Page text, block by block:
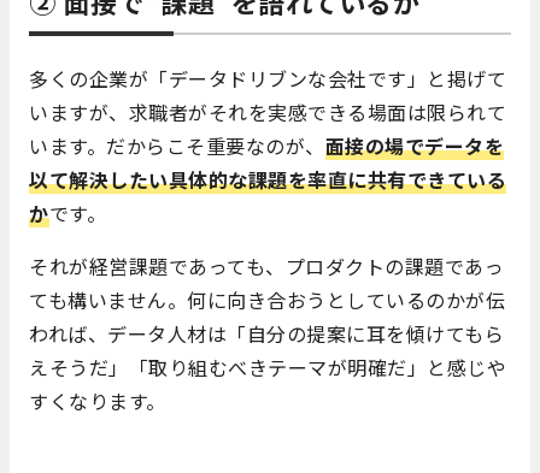
多くの企業が「データドリブンな会社です」と掲げて
いますが、求職者がそれを実感できる場面は限られて
います。だからこそ重要なのが、 面接の場でデータを
以て解決したい具体的な課題を率直に共有できている
かです。
それが経営課題であっても、プロダクトの課題であっ
ても構いません。何に向き合おうとしているのかが伝
われば、データ人材は「自分の提案に耳を傾けてもら
えそうだ」「取り組むべきテーマが明確だ」と感じや
すくなります。